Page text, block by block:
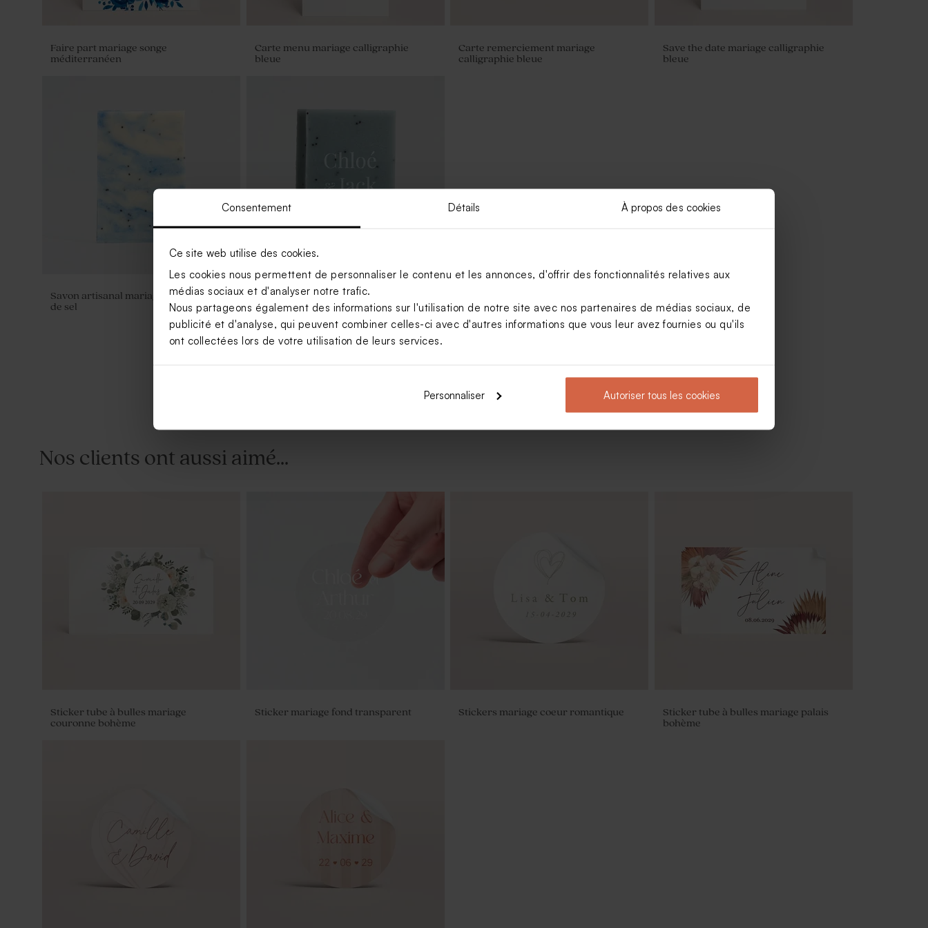
Consentement Détails À propos des cookies
Ce site web utilise des cookies.
Les cookies nous permettent de personnaliser le contenu et les annonces, d'offrir des fonctionnalités relatives aux
médias sociaux et d'analyser notre trafic.
Nous partageons également des informations sur l'utilisation de notre site avec nos partenaires de médias sociaux, de
publicité et d'analyse, qui peuvent combiner celles-ci avec d'autres informations que vous leur avez fournies ou qu'ils
ont collectées lors de votre utilisation de leurs services.
Personnaliser Autoriser tous les cookies
Faire part mariage songe
méditerranéen
Carte menu mariage calligraphie
bleue
Carte remerciement mariage
calligraphie bleue
Save the date mariage calligraphie
bleue
Savon artisanal mariage senteur Fleur
de sel
Savon artisanal mariage bleu -
Gravure prénoms - eau de sel
Tube à bulles mariage vintage Petit pot en verre dépoli mariage bleu Sucette mariage bleue et blanche
Sucette mariage arc-en-ciel
Nos clients ont aussi aimé...
Sticker tube à bulles mariage
couronne bohème
Sticker mariage fond transparent Stickers mariage coeur romantique
Sticker tube à bulles mariage palais
bohème